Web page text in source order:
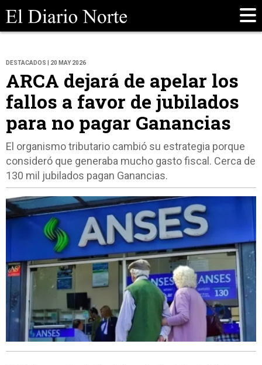
DESTACADOS | 20 MAY 2026
ARCA dejará de apelar los
fallos a favor de jubilados
para no pagar Ganancias
El organismo tributario cambió su estrategia porque
consideró que generaba mucho gasto fiscal. Cerca de
130 mil jubilados pagan Ganancias.